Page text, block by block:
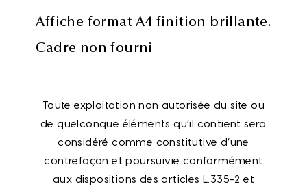
Affiche format A4 finition brillante.
Cadre non fourni
Toute exploitation non autorisée du site ou
de quelconque éléments qu’il contient sera
considéré comme constitutive d’une
contrefaçon et poursuivie conformément
aux dispositions des articles L.335-2 et